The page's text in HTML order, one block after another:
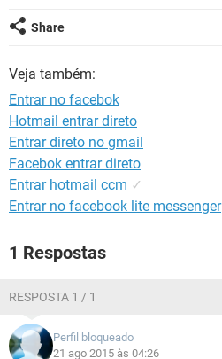
GUIA DE COMPRAS
Share
Veja também:
Entrar no facebok
Hotmail entrar direto
Entrar direto no gmail
Facebok entrar direto
Entrar hotmail ccm ✓
Entrar no facebook lite messenger
1 Respostas
RESPOSTA 1 / 1
Perfil bloqueado
21 ago 2015 às 04:26